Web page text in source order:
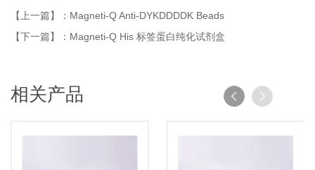
【上一篇】：Magneti-Q Anti-DYKDDDDK Beads
【下一篇】：Magneti-Q His 标签蛋白纯化试剂盒
相关产品